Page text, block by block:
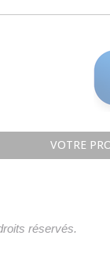
VOTRE
réservés.